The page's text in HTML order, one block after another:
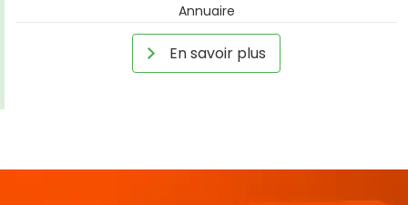
Annuaire
En savoir plus